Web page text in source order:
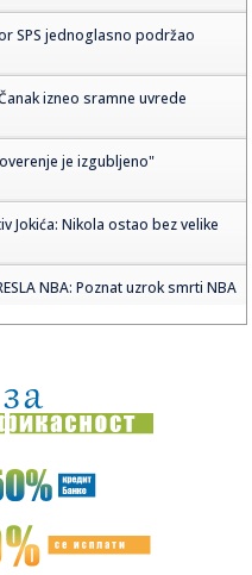
SPS jednoglasno podržao
izneo sramne uvrede
je izgubljeno"
Jokića: Nikola ostao bez velike
NBA: Poznat uzrok smrti NBA
izgorela kompletna kuća
"Taj poraz me uništio"
na komad